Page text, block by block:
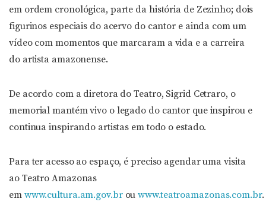
em ordem cronológica, parte da história de Zezinho; dois
figurinos especiais do acervo do cantor e ainda com um
vídeo com momentos que marcaram a vida e a carreira
do artista amazonense.
De acordo com a diretora do Teatro, Sigrid Cetraro, o
memorial mantém vivo o legado do cantor que inspirou e
continua inspirando artistas em todo o estado.
Para ter acesso ao espaço, é preciso agendar uma visita
ao Teatro Amazonas
em www.cultura.am.gov.brouwww.teatroamazonas.com.br.